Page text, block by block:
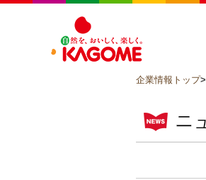
企業情報トップ>